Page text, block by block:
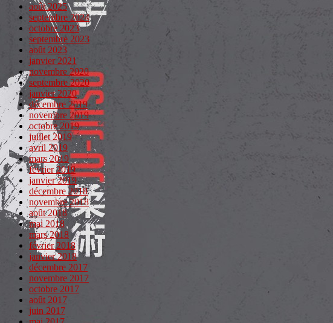
août 2025
septembre 2024
octobre 2023
septembre 2023
août 2023
janvier 2021
novembre 2020
septembre 2020
janvier 2020
décembre 2019
novembre 2019
octobre 2019
juillet 2019
avril 2019
mars 2019
février 2019
janvier 2019
décembre 2018
novembre 2018
août 2018
mai 2018
mars 2018
février 2018
janvier 2018
décembre 2017
novembre 2017
octobre 2017
août 2017
juin 2017